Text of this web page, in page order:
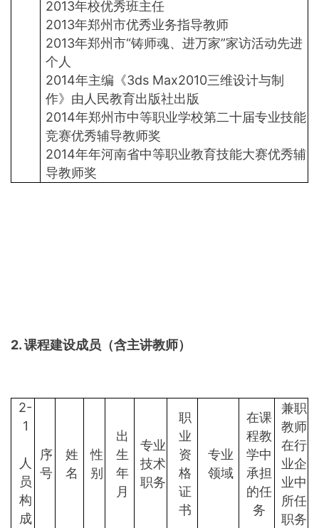
2013年校优秀班主任
2013年郑州市优秀业务指导教师
2013年郑州市“铸师魂、进万家”家访活动先进
个人
2014年主编《3ds Max2010三维设计与制
作》由人民教育出版社出版
2014年郑州市中等职业学校第二十届专业技能
竞赛优秀辅导教师奖
2014年年河南省中等职业教育技能大赛优秀辅
导教师奖
2.课程建设成员（含主讲教师）
2-
1
人
员
构
成
序
号
姓
名
性
别
出
生
年
月
专业
技术
职务
职
业
资
格
证
书
专业
领域
在课
程教
学中
承担
的任
务
兼职
教师
在行
业企
业中
所任
职务